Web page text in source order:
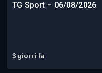
TG Sport – 06/08/2026
3 giorni fa